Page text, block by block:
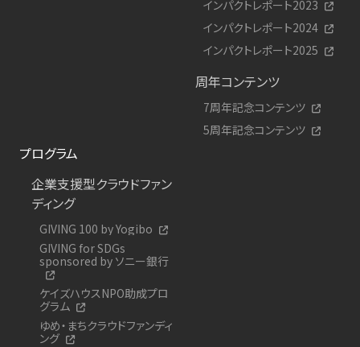
インパクトレポート2023
インパクトレポート2024
インパクトレポート2025
周年コンテンツ
7周年記念コンテンツ
5周年記念コンテンツ
プログラム
企業支援型クラウドファン
ディング
GIVING 100 by Yogibo
GIVING for SDGs
sponsored by ソニー銀行
ケイズハウスNPO助成プロ
グラム
ゆめ・まちクラウドファンディ
ング